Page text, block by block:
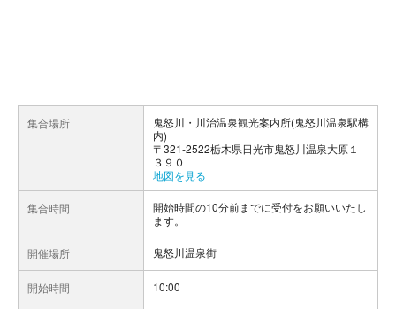
集合場所
鬼怒川・川治温泉観光案内所(鬼怒川温泉駅構
内)
〒321-2522栃木県日光市鬼怒川温泉大原１
３９０
地図を見る
集合時間
開始時間の10分前までに受付をお願いいたし
ます。
開催場所 鬼怒川温泉街
開始時間 10:00